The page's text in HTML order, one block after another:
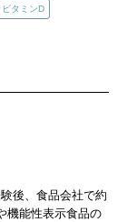
ビタミンD
後、食品会社で約
機能性表示食品の